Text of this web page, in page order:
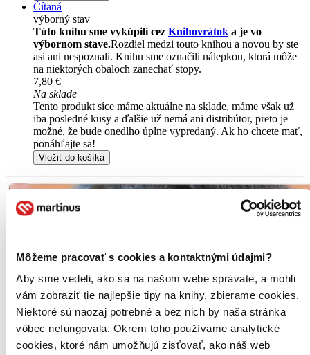
Môžeme pracovať s cookies a kontaktnými údajmi?
Aby sme vedeli, ako sa na našom webe správate, a mohli
vám zobraziť tie najlepšie tipy na knihy, zbierame cookies.
Niektoré sú naozaj potrebné a bez nich by naša stránka
vôbec nefungovala. Okrem toho používame analytické
cookies, ktoré nám umožňujú zisťovať, ako náš web
Čítaná
výborný stav
Túto knihu sme vykúpili cez Knihovrátok a je vo
výbornom stave.Rozdiel medzi touto knihou a novou by ste
asi ani nespoznali. Knihu sme označili nálepkou, ktorá môže
na niektorých obaloch zanechať stopy.
7,80 €
Na sklade
Tento produkt síce máme aktuálne na sklade, máme však už
iba posledné kusy a ďalšie už nemá ani distribútor, preto je
možné, že bude onedlho úplne vypredaný. Ak ho chcete mať,
ponáhľajte sa!
Vložiť do košíka